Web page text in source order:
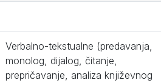
Verbalno-tekstualne (predavanja,
monolog, dijalog, čitanje,
prepričavanje, analiza književnog